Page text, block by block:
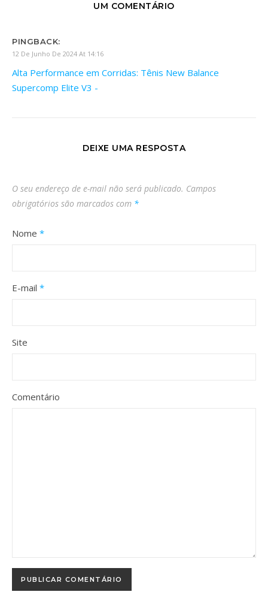
UM COMENTÁRIO
PINGBACK:
12 De Junho De 2024 At 14:16
Alta Performance em Corridas: Tênis New Balance
Supercomp Elite V3 -
DEIXE UMA RESPOSTA
O seu endereço de e-mail não será publicado. Campos
obrigatórios são marcados com *
Nome *
E-mail *
Site
Comentário